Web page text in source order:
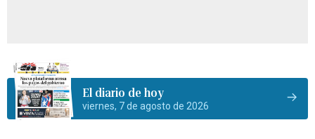
El diario de hoy
viernes, 7 de agosto de 2026